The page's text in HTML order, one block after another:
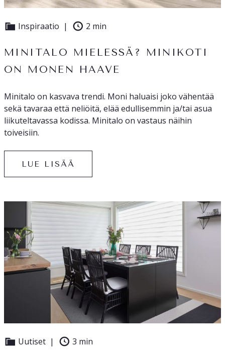
Inspiraatio 2 min
MINITALO MIELESSÄ? MINIKOTI
ON MONEN HAAVE
Minitalo on kasvava trendi. Moni haluaisi joko vähentää
sekä tavaraa että neliöitä, elää edullisemmin ja/tai asua
liikuteltavassa kodissa. Minitalo on vastaus näihin
toiveisiin.
LUE LISÄÄ
Uutiset 3 min